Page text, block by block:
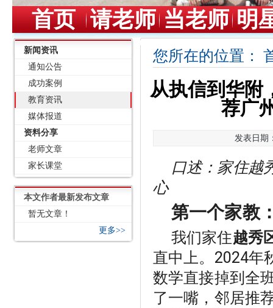
首页 请老师 当老师 明
新闻资讯
通知公告
成功案例
教育资讯
媒体报道
资料分享
老师文章
家长课堂
本文作者最新发布文章
暂无文章！
更多>>
您所在的位置：
从执信到华附
荐广
发表日期
口述：家住越
心
第一个家教
我们家住越秀
直中上。2024年
数学直接掉到全
了一嘴，邻居推